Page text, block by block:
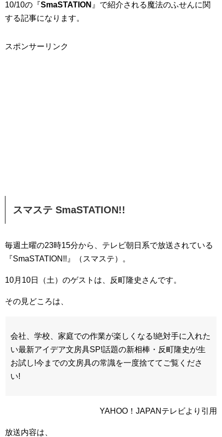
10/10の『SmaSTATION 』で紹介される魔法のふせんに関
する記事になります。
スポンサーリンク
スマステ SmaSTATION!!
毎週土曜の23時15分から、テレビ朝日系で放送されている
『SmaSTATION!!』（スマステ）。
10月10日（土）のゲストは、反町隆史さんです。
その見どころは、
会社、学校、家庭での作業が楽しくなる!絶対手に入れた
い最新アイデア文房具SP!話題の新相棒・反町隆史が生
お試し!今までの文房具の常識を一度捨ててご覧くださ
い!
YAHOO！JAPANテレビより引用
放送内容は、